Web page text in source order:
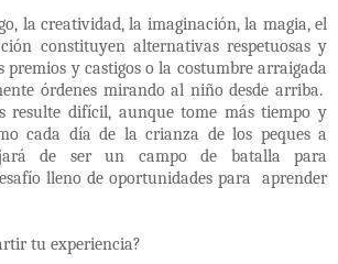
la creatividad, la imaginación, la magia, el
constituyen alternativas respetuosas y
premios y castigos o la costumbre arraigada
órdenes mirando al niño desde arriba.
resulte difícil, aunque tome más tiempo y
cada día de la crianza de los peques a
de ser un campo de batalla para
lleno de oportunidades para
aprender
tu experiencia?